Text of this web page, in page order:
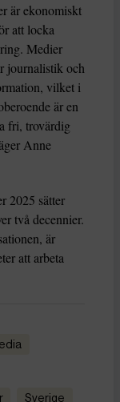
är ekonomiskt
att locka
Medier
journalistik och
vilket i
är en
fri, trovärdig
Anne
2025 sätter
två decennier.
är
att arbeta
media
Sverige